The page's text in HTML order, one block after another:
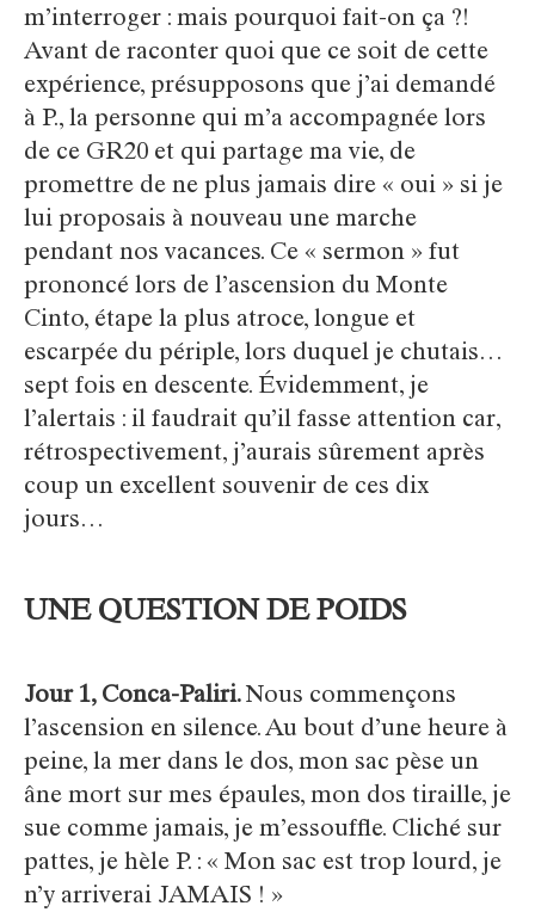
m’interroger : mais pourquoi fait-on ça ?!
Avant de raconter quoi que ce soit de cette
expérience, présupposons que j’ai demandé
à P., la personne qui m’a accompagnée lors
de ce GR20 et qui partage ma vie, de
promettre de ne plus jamais dire « oui » si je
lui proposais à nouveau une marche
pendant nos vacances. Ce « sermon » fut
prononcé lors de l’ascension du Monte
Cinto, étape la plus atroce, longue et
escarpée du périple, lors duquel je chutais…
sept fois en descente. Évidemment, je
l’alertais : il faudrait qu’il fasse attention car,
rétrospectivement, j’aurais sûrement après
coup un excellent souvenir de ces dix
jours…
UNE QUESTION DE POIDS
Jour 1, Conca-Paliri. Nous commençons
l’ascension en silence. Au bout d’une heure à
peine, la mer dans le dos, mon sac pèse un
âne mort sur mes épaules, mon dos tiraille, je
sue comme jamais, je m’essouffle. Cliché sur
pattes, je hèle P. : « Mon sac est trop lourd, je
n’y arriverai JAMAIS ! »